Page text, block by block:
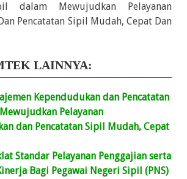
dalam Mewujudkan Pelayanan
Pencatatan Sipil Mudah, Cepat Dan
LAINNYA:
Kependudukan dan Pencatatan
Pelayanan
dan Pencatatan Sipil Mudah, Cepat
Standar Pelayanan Penggajian serta
Bagi Pegawai Negeri Sipil (PNS)